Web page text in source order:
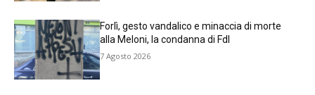
Forlì, gesto vandalico e minaccia di morte
alla Meloni, la condanna di FdI
7 Agosto 2026